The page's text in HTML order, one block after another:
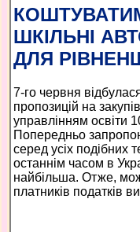
ШКІЛЬНІ
ДЛЯ
7-го червня
пропозицій на
управлінням освіти
Попередньо
серед усіх подібних
останнім часом в
найбільша. Отже,
платників податків